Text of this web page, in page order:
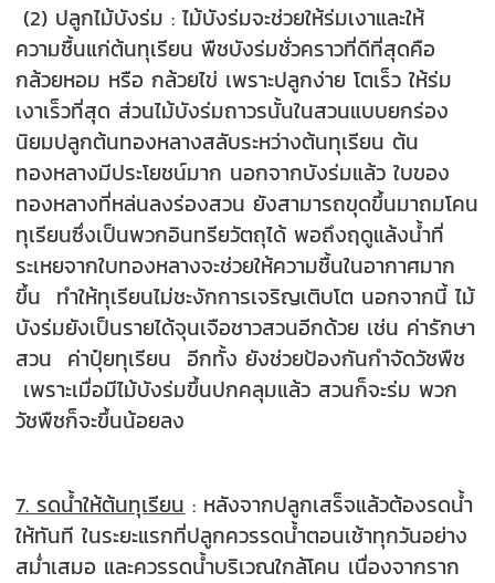
(2) ปลูกไม้บังร่ม : ไม้บังร่มจะช่วยให้ร่มเงาและให้
ความชื้นแก่ต้นทุเรียน พืชบังร่มชั่วคราวที่ดีที่สุดคือ
กล้วยหอม หรือ กล้วยไข่ เพราะปลูกง่าย โตเร็ว ให้ร่ม
เงาเร็วที่สุด ส่วนไม้บังร่มถาวรนั้นในสวนแบบยกร่อง
นิยมปลูกต้นทองหลางสลับระหว่างต้นทุเรียน ต้น
ทองหลางมีประโยชน์มาก นอกจากบังร่มแล้ว ใบของ
ทองหลางที่หล่นลงร่องสวน ยังสามารถขุดขึ้นมาถมโคน
ทุเรียนซึ่งเป็นพวกอินทรียวัตถุได้ พอถึงฤดูแล้งน้ำที่
ระเหยจากใบทองหลางจะช่วยให้ความชื้นในอากาศมาก
ขึ้น ทำให้ทุเรียนไม่ชะงักการเจริญเติบโต นอกจากนี้ ไม้
บังร่มยังเป็นรายได้จุนเจือชาวสวนอีกด้วย เช่น ค่ารักษา
สวน ค่าปุ๋ยทุเรียน อีกทั้ง ยังช่วยป้องกันกำจัดวัชพืช
เพราะเมื่อมีไม้บังร่มขึ้นปกคลุมแล้ว สวนก็จะร่ม พวก
วัชพืชก็จะขึ้นน้อยลง
7. รดน้ำให้ต้นทุเรียน : หลังจากปลูกเสร็จแล้วต้องรดน้ำ
ให้ทันที ในระยะแรกที่ปลูกควรรดน้ำตอนเช้าทุกวันอย่าง
สม่ำเสมอ และควรรดน้ำบริเวณใกล้โคน เนื่องจากราก